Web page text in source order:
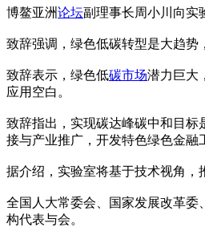
博鳌亚洲论坛副理事长周小川向实
致辞强调，绿色低碳转型是大趋势
致辞表示，绿色低碳市场潜力巨大
应用空白。
致辞指出，实现碳达峰碳中和目标
接与产业推广，开发特色绿色金融
据介绍，实验室将基于技术视角
全国人大常委会、国家发展改革
构代表与会。